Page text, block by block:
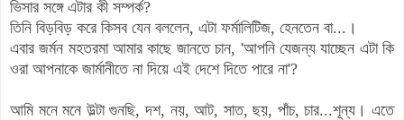
ভিসার সঙ্গে এটার কী সম্পর্ক?
তিনি বিড়বিড় করে কিসব যেন বললেন, এটা ফর্মালিটিজ, হেনতেন বা...।
এবার জর্মন মহতরমা আমার কাছে জানতে চান, 'আপনি যেজন্য যাচ্ছেন এটা কি
ওরা আপনাকে জার্মানীতে না দিয়ে এই দেশে দিতে পারে না'?
আমি মনে মনে উল্টা গুনছি, দশ, নয়, আট, সাত, ছয়, পাঁচ, চার...শূন্য। এতে